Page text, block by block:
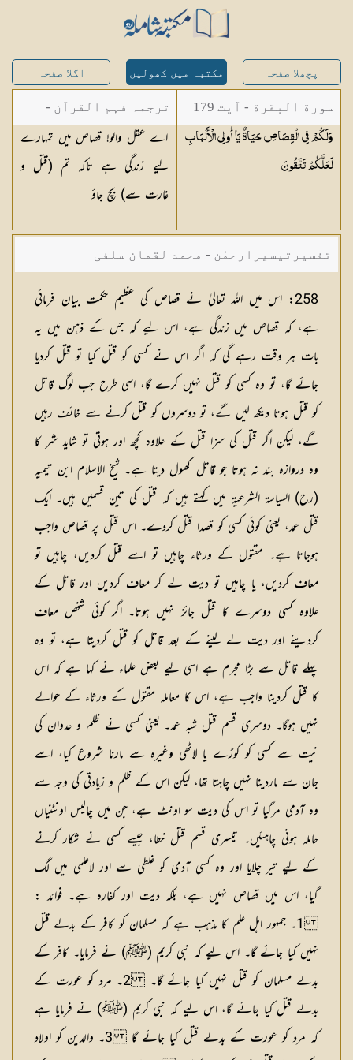
پچھلا صفحہ مکتبہ میں کھولیں اگلا صفحہ
سورة البقرة - آیت 179
وَلَكُمْ فِي الْقِصَاصِ حَيَاةٌ يَا أُولِي الْأَلْبَابِ
لَعَلَّكُمْتَتَّقُونَ
ترجمہ فہم القرآن -
میاں محمد جمیل
اے عقل والو! قصاص میں تمہارے
لیے زندگی ہے تاکہ تم (قتل و
غارت سے) بچ جاؤ
تفسیرتیسیرارحمٰن - محمد لقمان سلفی
258: اس میں اللہ تعالیٰ نے قصاص کی عظیم حکمت بیان فرمائی
ہے، کہ قصاص میں زندگی ہے، اس لیے کہ جس کے ذہن میں یہ
بات ہر وقت رہے گی کہ اگر اس نے کسی کو قتل کیا تو قتل کردیا
جائے گا، تو وہ کسی کو قتل نہیں کرے گا، اسی طرح جب لوگ قاتل
کو قتل ہوتا دیکھ لیں گے، تو دوسروں کو قتل کرنے سے خائف رہیں
گے، لیکن اگر قتل کی سزا قتل کے علاوہ کچھ اور ہوتی تو شاید شر کا
وہ دروازہ بند نہ ہوتا جو قاتل کھول دیتا ہے۔ شیخ الاسلام ابن تیمیہ
(رح) السیاسۃ الشرعیۃ میں کہتے ہیں کہ قتل کی تین قسمیں ہیں۔ ایک
قتل عمد، یعنی کوئی کسی کو قصدا قتل کردے۔ اس قتل پر قصاص واجب
ہوجاتا ہے۔ مقتول کے ورثاء چاہیں تو اسے قتل کردیں، چاہیں تو
معاف کردیں، یا چاہیں تو دیت لے کر معاف کردیں اور قاتل کے
علاوہ کسی دوسرے کا قتل جائز نہیں ہوتا۔ اگر کوئی شخص معاف
کردینے اور دیت لے لینے کے بعد قاتل کو قتل کردیتا ہے، تو وہ
پہلے قاتل سے بڑا مجرم ہے اسی لیے بعض علماء نے کہا ہے کہ اس
کا قتل کردینا واجب ہے، اس کا معاملہ مقتول کے ورثاء کے حوالے
نہیں ہوگا۔ دوسری قسم قتل شبہ عمد۔ یعنی کسی نے ظلم و عدوان کی
نیت سے کسی کو کوڑے یا لاٹھی وغیرہ سے مارنا شروع کیا، اسے
جان سے ماردینا نہیں چاہتا تھا، لیکن اس کے ظلم و زیادتی کی وجہ سے
وہ آدمی مرگیا تو اس کی دیت سو اونٹ ہے، جن میں چالیس اونٹنیاں
حاملہ ہونی چاہئیں۔ تیسری قسم قتل خطا، جیسے کسی نے شکار کرنے
کے لیے تیر چلایا اور وہ کسی آدمی کو غلطی سے اور لاعلمی میں لگ
گیا، اس میں قصاص نہیں ہے، بلکہ دیت اور کفارہ ہے۔ فوائد :
1۔ جمہور اہل علم کا مذہب ہے کہ مسلمان کو کافر کے بدلے قتل
نہیں کیا جائے گا۔ اس لیے کہ نبی کریم (ﷺ) نے فرمایا۔ کافر کے
بدلے مسلمان کو قتل نہیں کیا جائے گا۔ 2۔ مرد کو عورت کے
بدلے قتل کیا جائے گا، اس لیے کہ نبی کریم (ﷺ) نے فرمایا ہے
کہ مرد کو عورت کے بدلے قتل کیا جائے گا 3۔ والدین کو اولاد